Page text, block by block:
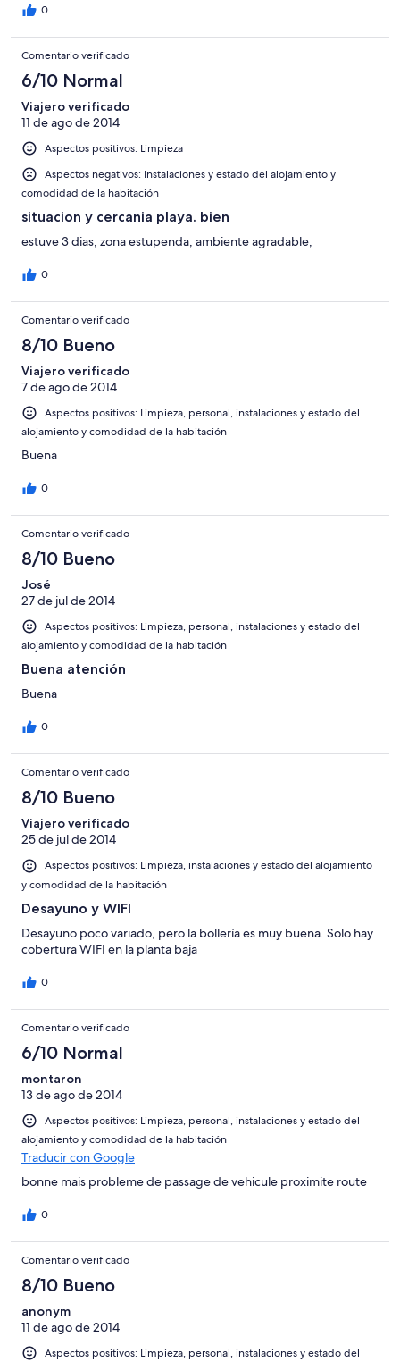
para tres adultos, habíamos contratado una triple que por
tiene corriente cuando apagas las luces, el del baño, tuvimos
que bajar a las 12 de la noche (cuando pusimos a cargar los
móviles) a pedir un ladrón a recepción, nos dieron uno pegado
con cinta aislante, y bajamos porque la habitación no tiene
teléfono para llamar a recepción. No sé cuáles son los requisitos
para tener tres estrellas, pero desde luego el hotel necesita una
buena reforma y una piscina con cubierta deslizante que apesta
a cloro no creo que sea condición indispensable. No lo
recomiendo, es preferible alojarse en otro establecimiento.
0
Comentario verificado
6/10 Normal
Viajero verificado
11 de ago de 2014
Aspectos positivos: Limpieza
Aspectos negativos: Instalaciones y estado del alojamiento y
comodidad de la habitación
situacion y cercania playa. bien
estuve 3 dias, zona estupenda, ambiente agradable,
0
Comentario verificado
8/10 Bueno
Viajero verificado
7 de ago de 2014
Aspectos positivos: Limpieza, personal, instalaciones y estado del
alojamiento y comodidad de la habitación
Buena
0
Comentario verificado
8/10 Bueno
José
27 de jul de 2014
Aspectos positivos: Limpieza, personal, instalaciones y estado del
alojamiento y comodidad de la habitación
Buena atención
Buena
0
Comentario verificado
8/10 Bueno
Viajero verificado
25 de jul de 2014
Aspectos positivos: Limpieza, instalaciones y estado del alojamiento
y comodidad de la habitación
Desayuno y WIFI
Desayuno poco variado, pero la bollería es muy buena. Solo hay
cobertura WIFI en la planta baja
0
Comentario verificado
6/10 Normal
montaron
13 de ago de 2014
Aspectos positivos: Limpieza, personal, instalaciones y estado del
alojamiento y comodidad de la habitación
Traducir con Google
bonne mais probleme de passage de vehicule proximite route
0
Comentario verificado
8/10 Bueno
anonym
11 de ago de 2014
Aspectos positivos: Limpieza, personal, instalaciones y estado del